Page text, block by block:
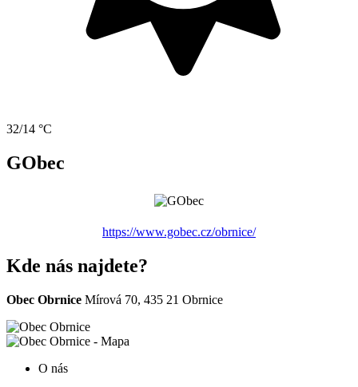
32/14 °C
GObec
https://www.gobec.cz/obrnice/
Kde nás najdete?
Obec Obrnice Mírová 70, 435 21 Obrnice
O nás